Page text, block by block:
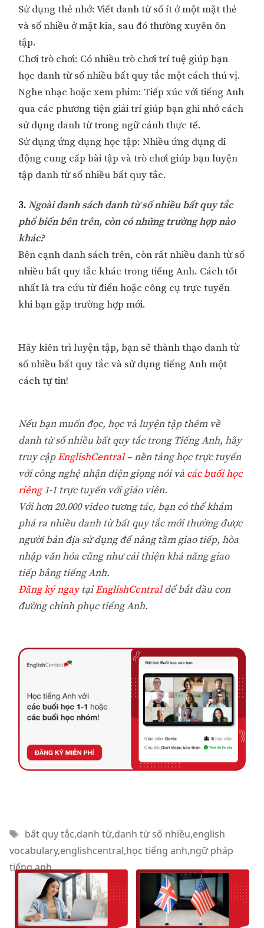
Sử dụng thẻ nhớ: Viết danh từ số ít ở một mặt thẻ
và số nhiều ở mặt kia, sau đó thường xuyên ôn
tập.
Chơi trò chơi: Có nhiều trò chơi trí tuệ giúp bạn
học danh từ số nhiều bất quy tắc một cách thú vị.
Nghe nhạc hoặc xem phim: Tiếp xúc với tiếng Anh
qua các phương tiện giải trí giúp bạn ghi nhớ cách
sử dụng danh từ trong ngữ cảnh thực tế.
Sử dụng ứng dụng học tập: Nhiều ứng dụng di
động cung cấp bài tập và trò chơi giúp bạn luyện
tập danh từ số nhiều bất quy tắc.
3.Ngoài danh sách danh từ số nhiều bất quy tắc
phổ biến bên trên, còn có những trường hợp nào
khác?
Bên cạnh danh sách trên, còn rất nhiều danh từ số
nhiều bất quy tắc khác trong tiếng Anh. Cách tốt
nhất là tra cứu từ điển hoặc công cụ trực tuyến
khi bạn gặp trường hợp mới.
Hãy kiên trì luyện tập, bạn sẽ thành thạo danh từ
số nhiều bất quy tắc và sử dụng tiếng Anh một
cách tự tin!
Nếu bạn muốn đọc, học và luyện tập thêm về
danh từ số nhiều bất quy tắc trong Tiếng Anh, hãy
truy cậpEnglishCentral– nền tảng học trực tuyến
với công nghệ nhận diện giọng nói và các buổi học
riêng1-1 trực tuyến với giáo viên.
Với hơn 20.000 video tương tác, bạn có thể khám
phá ra nhiều danh từ bất quy tắc mới thường được
người bản địa sử dụng để nâng tầm giao tiếp, hòa
nhập văn hóa cũng như cải thiện khả năng giao
tiếp bằng tiếng Anh.
Đăng ký ngaytạiEnglishCentralđể bắt đầu con
đường chinh phục tiếng Anh.
Thẻ
bất quy tắc,danh từ,danh từ số nhiều,english
vocabulary,englishcentral,học tiếng anh,ngữ pháp
tiếng anh